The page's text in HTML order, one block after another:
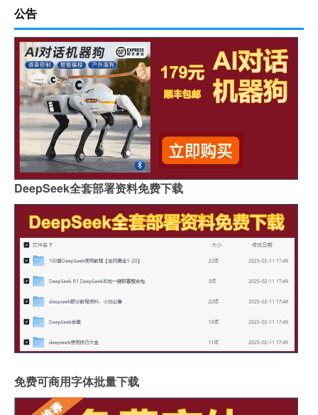
公告
DeepSeek全套部署资料免费下载
免费可商用字体批量下载